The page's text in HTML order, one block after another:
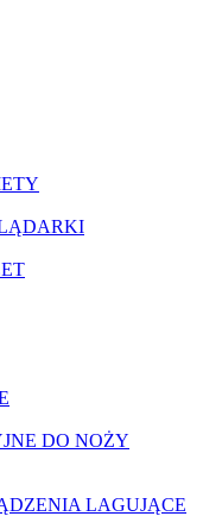
DO NOŻY
LAGUJĄCE